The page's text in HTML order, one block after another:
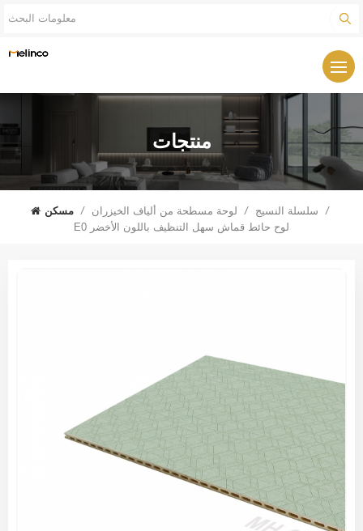
منتجات
مسكن / لوحة مسطحة من ألياف الخيزران / سلسلة النسيج
/
E0 لوح حائط قماش سهل التنظيف باللون الأخضر